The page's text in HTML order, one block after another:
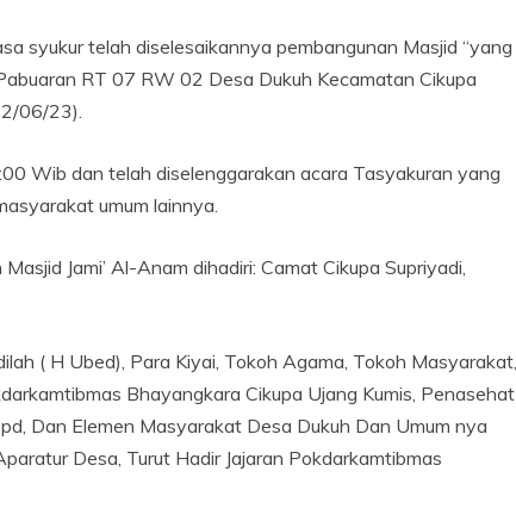
syukur telah diselesaikannya pembangunan Masjid “yang
RT 07 RW 02 Desa Dukuh Kecamatan Cikupa
06/23).
Wib dan telah diselenggarakan acara Tasyakuran yang
umum lainnya.
Jami’ Al-Anam dihadiri: Camat Cikupa Supriyadi,
( H Ubed), Para Kiyai, Tokoh Agama, Tokoh Masyarakat,
Bhayangkara Cikupa Ujang Kumis, Penasehat
Dan Elemen Masyarakat Desa Dukuh Dan Umum nya
Desa, Turut Hadir Jajaran Pokdarkamtibmas